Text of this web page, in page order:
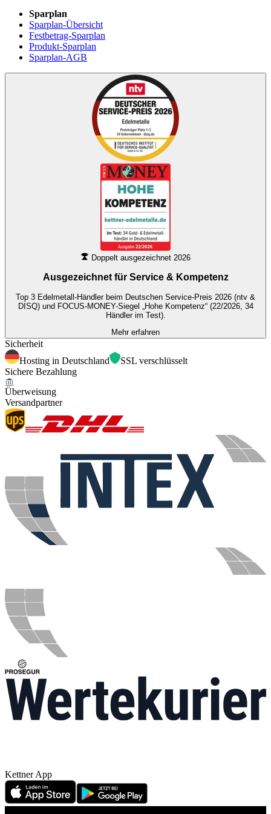
Sparplan
Sparplan-Übersicht
Festbetrag-Sparplan
Produkt-Sparplan
Sparplan-AGB
Doppelt ausgezeichnet 2026
Ausgezeichnet für Service & Kompetenz
Top 3 Edelmetall-Händler beim Deutschen Service-Preis 2026 (ntv &
DISQ) und FOCUS-MONEY-Siegel „Hohe Kompetenz“ (22/2026, 34
Händler im Test).
Mehr erfahren
Sicherheit
Hosting in Deutschland
SSL verschlüsselt
Sichere Bezahlung
Überweisung
Versandpartner
Kettner App